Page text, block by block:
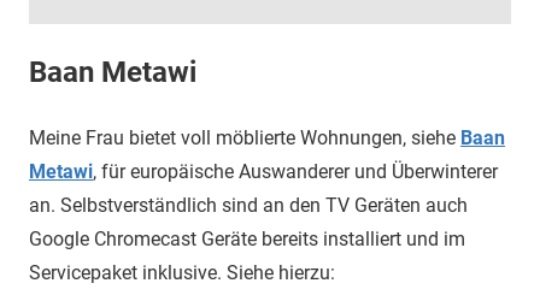
Baan Metawi
Meine Frau bietet voll möblierte Wohnungen, siehe Baan
Metawi, für europäische Auswanderer und Überwinterer
an. Selbstverständlich sind an den TV Geräten auch
Google Chromecast Geräte bereits installiert und im
Servicepaket inklusive. Siehe hierzu: